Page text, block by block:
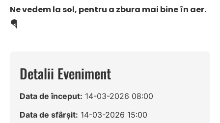
Ne vedem la sol, pentru a zbura mai bine în aer.
🪂
Detalii Eveniment
Data de început: 14-03-2026 08:00
Data de sfârșit: 14-03-2026 15:00